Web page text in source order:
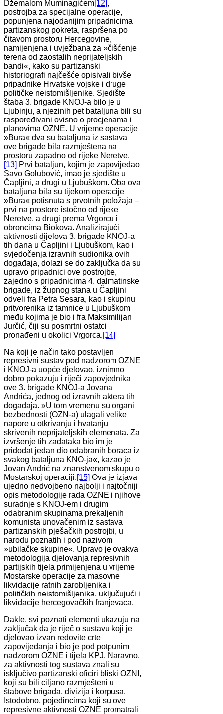
Džemalom Muminagićem[12],
postrojba za specijalne operacije,
popunjena najodanijim pripadnicima
partizanskog pokreta, raspršena po
čitavom prostoru Hercegovine,
namijenjena i uvježbana za »čišćenje
terena od zaostalih neprijateljskih
bandi«, kako su partizanski
historiografi najčešće opisivali bivše
pripadnike Hrvatske vojske i druge
političke neistomišljenike. Sjedište
štaba 3. brigade KNOJ-a bilo je u
Ljubinju, a njezinih pet bataljuna bili su
raspoređivani ovisno o procjenama i
planovima OZNE. U vrijeme operacije
»Bura« dva su bataljuna iz sastava
ove brigade bila razmještena na
prostoru zapadno od rijeke Neretve.
[13] Prvi bataljun, kojim je zapovijedao
Savo Golubović, imao je sjedište u
Čapljini, a drugi u Ljubuškom. Oba ova
bataljuna bila su tijekom operacije
»Bura« potisnuta s prvotnih položaja –
prvi na prostore istočno od rijeke
Neretve, a drugi prema Vrgorcu i
obroncima Biokova. Analizirajući
aktivnosti dijelova 3. brigade KNOJ-a
tih dana u Čapljini i Ljubuškom, kao i
svjedočenja izravnih sudionika ovih
događaja, dolazi se do zaključka da su
upravo pripadnici ove postrojbe,
zajedno s pripadnicima 4. dalmatinske
brigade, iz župnog stana u Čapljini
odveli fra Petra Sesara, kao i skupinu
pritvorenika iz tamnice u Ljubuškom
među kojima je bio i fra Maksimilijan
Jurčić, čiji su posmrtni ostatci
pronađeni u okolici Vrgorca.[14]
Na koji je način tako postavljen
represivni sustav pod nadzorom OZNE
i KNOJ-a uopće djelovao, iznimno
dobro pokazuju i riječi zapovjednika
ove 3. brigade KNOJ-a Jovana
Andrića, jednog od izravnih aktera tih
događaja. »U tom vremenu su organi
bezbednosti (OZN-a) ulagali velike
napore u otkrivanju i hvatanju
skrivenih neprijateljskih elemenata. Za
izvršenje tih zadataka bio im je
pridodat jedan dio odabranih boraca iz
svakog bataljuna KNO-ja«, kazao je
Jovan Andrić na znanstvenom skupu o
Mostarskoj operaciji.[15] Ova je izjava
ujedno nedvojbeno najbolji i najtočniji
opis metodologije rada OZNE i njihove
suradnje s KNOJ-em i drugim
odabranim skupinama prekaljenih
komunista unovačenim iz sastava
partizanskih pješačkih postrojbi, u
narodu poznatih i pod nazivom
»ubilačke skupine«. Upravo je ovakva
metodologija djelovanja represivnih
partijskih tijela primijenjena u vrijeme
Mostarske operacije za masovne
likvidacije ratnih zarobljenika i
političkih neistomišljenika, uključujući i
likvidacije hercegovačkih franjevaca.
Dakle, svi poznati elementi ukazuju na
zaključak da je riječ o sustavu koji je
djelovao izvan redovite crte
zapovijedanja i bio je pod potpunim
nadzorom OZNE i tijela KPJ. Naravno,
za aktivnosti tog sustava znali su
isključivo partizanski oficiri bliski OZNI,
koji su bili ciljano razmješteni u
štabove brigada, divizija i korpusa.
Istodobno, pojedincima koji su ove
represivne aktivnosti OZNE promatrali